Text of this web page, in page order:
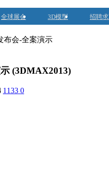
全球展会 3D模型 招聘
布会-全案演示
(3DMAX2013)
1133 0